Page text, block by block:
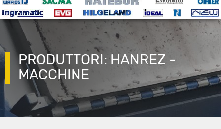
PRODUTTORI: HANREZ -
MACCHINE